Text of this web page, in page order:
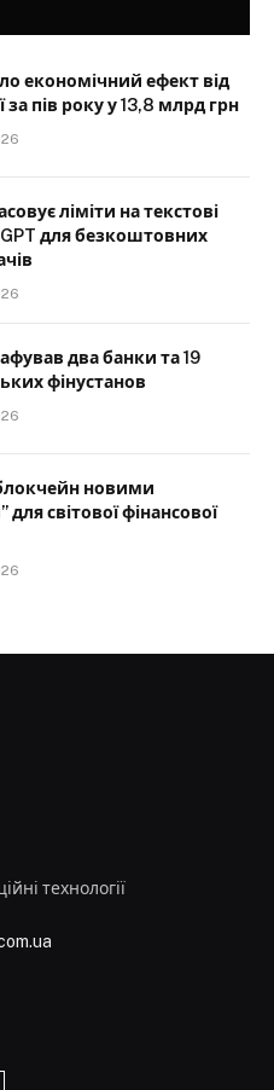
економічний ефект від
за пів року у 13,8 млрд грн
ліміти на текстові
для безкоштовних
два банки та 19
фінустанов
новими
для світової фінансової
технології